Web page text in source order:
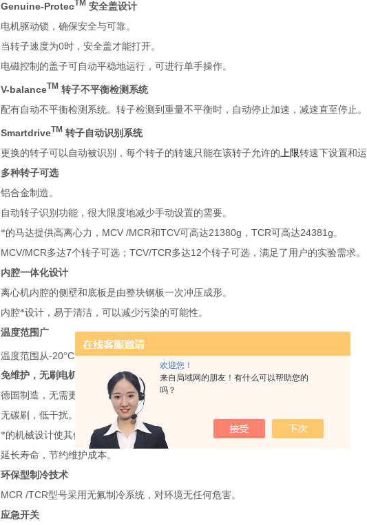
欢迎您！
来自局域网的朋友！有什么可以帮助您的
吗？
Genuine-ProtecTM 安全盖设计
电机驱动锁，确保安全与可靠。
当转子速度为0时，安全盖才能打开。
电磁控制的盖子可自动平稳地运行，可进行单手操作。
V-balanceTM 转子不平衡检测系统
配有自动不平衡检测系统。转子检测到重量不平衡时，自动停止加速，减速直至停止。
SmartdriveTM 转子自动识别系统
更换的转子可以自动被识别，每个转子的转速只能在该转子允许的 上限转速下设置和
多种转子可选
铝合金制造。
自动转子识别功能，很大限度地减少手动设置的需要。
*的马达提供高离心力， MCV /MCR和TCV可高达21380g ， TCR可高达24381g 。
MCV/MCR多达7个转子可选； TCV/TCR多达12个转子可选，满足了用户的实验需求。
内腔一体化设计
离心机内腔的侧壁和底板是由整块钢板一次冲压成形。
内腔*设计，易于清洁，可以减少污染的可能性。
温度范围广
温度范围从-20°C到40oC。
免维护，无刷电机
德国制造，无需更换轴承，也不需更换润滑油。
无碳刷，低干扰。无电源火花，不会对无线电设备造成干扰。
*的机械设计使其低噪音平稳运行。
延长寿命，节约维护成本。
环保型制冷技术
MCR /TCR型号采用无氟制冷系统，对环境无任何危害。
应急开关